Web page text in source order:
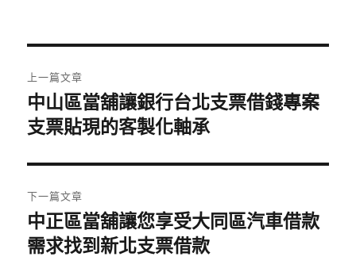
章
導
覽
上一篇文章
上
一
文
章:
中山區當舖讓銀行台北支票借錢專案
支票貼現的客製化軸承
下一篇文章
下
一
中正區當舖讓您享受大同區汽車借款
需求找到新北支票借款